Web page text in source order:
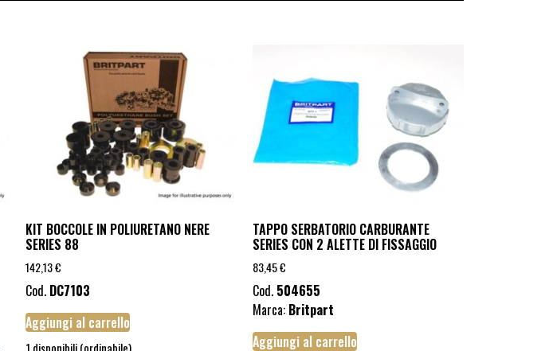
KIT BOCCOLE IN POLIURETANO NERE
SERIES 88
142,13€
Cod. DC7103
Aggiungi al carrello
TAPPO SERBATORIO CARBURANTE
SERIES CON 2 ALETTE DI FISSAGGIO
83,45€
Cod. 504655
Marca: Britpart
Aggiungi al carrello